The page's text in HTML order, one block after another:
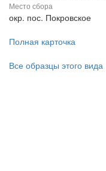
Место сбора
окр. пос. Покровское
Полная карточка
Все образцы этого вида